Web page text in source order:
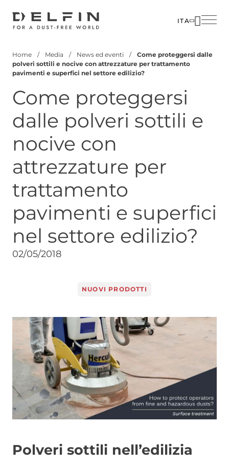
ITA
Briciole
di
pane
Home Media News ed eventi
Come proteggersi dalle
polveri sottili e nocive con attrezzature per trattamento
pavimenti e superfici nel settore edilizio?
Come proteggersi
dalle polveri sottili e
nocive con
attrezzature per
trattamento
pavimenti e superfici
nel settore edilizio?
02/05/2018
NUOVI PRODOTTI
Image
Polveri sottili nell’edilizia